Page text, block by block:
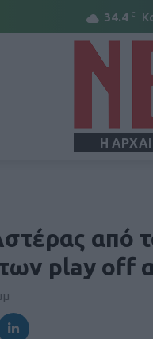
34.4 C
Η
από
play off